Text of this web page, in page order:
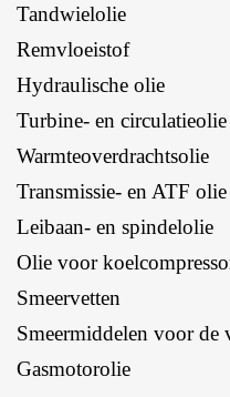
Tandwielolie
Remvloeistof
Hydraulische olie
Turbine- en circulatieolie
Warmteoverdrachtsolie
Transmissie- en ATF olie
Leibaan- en spindelolie
Olie voor
Smeervetten
Smeermiddelen voor de
Gasmotorolie